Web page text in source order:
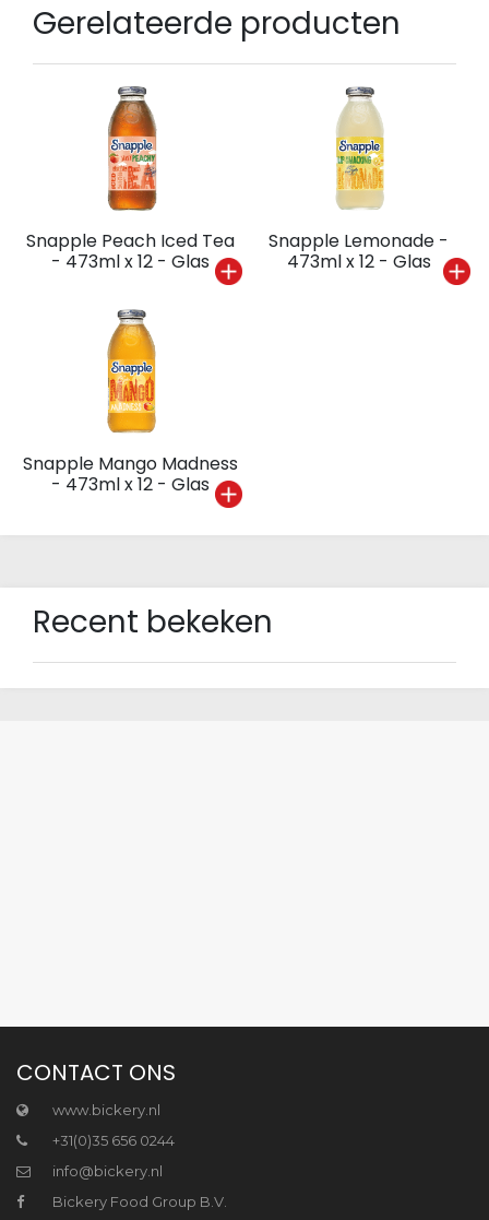
Gerelateerde producten
Snapple Peach Iced Tea
- 473ml x 12 - Glas
Snapple Lemonade -
473ml x 12 - Glas
Snapple Mango Madness
- 473ml x 12 - Glas
Recent bekeken
CONTACT ONS
www.bickery.nl
+31(0)35 656 0244
info@bickery.nl
Bickery Food Group B.V.